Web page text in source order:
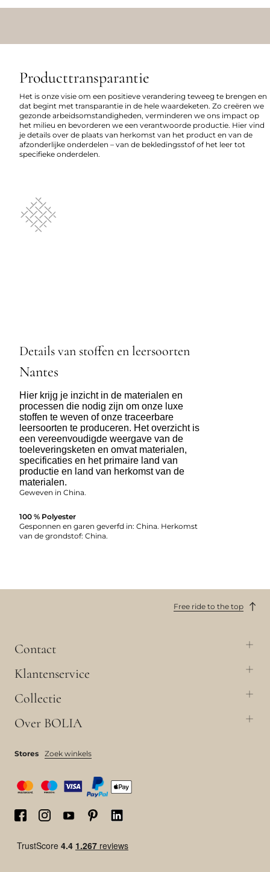
Producttransparantie
Het is onze visie om een positieve verandering teweeg te brengen en
dat begint met transparantie in de hele waardeketen. Zo creëren we
gezonde arbeidsomstandigheden, verminderen we ons impact op
het milieu en bevorderen we een verantwoorde productie. Hier vind
je details over de plaats van herkomst van het product en van de
afzonderlijke onderdelen – van de bekledingsstof of het leer tot
specifieke onderdelen.
Details van stoffen en leersoorten
Nantes
Hier krijg je inzicht in de materialen en
processen die nodig zijn om onze luxe
stoffen te weven of onze traceerbare
leersoorten te produceren. Het overzicht is
een vereenvoudigde weergave van de
toeleveringsketen en omvat materialen,
specificaties en het primaire land van
productie en land van herkomst van de
materialen.
Geweven in China.
100 % Polyester
Gesponnen en garen geverfd in: China. Herkomst
van de grondstof: China.
Free ride to the top
Contact
Klantenservice
Collectie
Over BOLIA
Stores Zoek winkels